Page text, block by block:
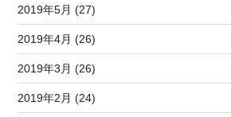
2019年5月 (27)
2019年4月 (26)
2019年3月 (26)
2019年2月 (24)